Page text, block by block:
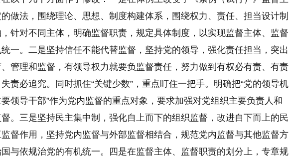
做法，围绕理论、思想、制度构建体系，围绕权力、责任、担当设计制
针对不同主体，明确监督职责，规定具体制度，以实现监督主体、监督
一。二是坚持信任不能代替监督，坚持党的领导，强化责任担当，突出
管理和监督，有领导权力就要负监督责任，努力做到有权必有责、有责
责必追究。同时抓住“关键少数”，重点盯住一把手。明确把“党的领导机
领导干部”作为党内监督的重点对象，要求加强对党组织主要负责人和
。三是坚持民主集中制，强化自上而下的组织监督，改进自下而上的民
督作用，坚持党内监督与外部监督相结合，规范党内监督与其他监督方
与依规治党的有机统一。四是在监督主体、监督职责的划分上，专章规